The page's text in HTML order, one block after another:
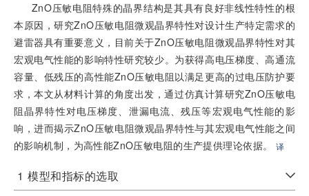
ZnO压敏电阻特殊的晶界结构是其具有良好非线性特性的根
本原因，研究ZnO压敏电阻微观晶界特性对设计生产特定需求的
避雷器具有重要意义，目前关于ZnO压敏电阻微观晶界特性对其
宏观电气性能的影响特性研究较少。为获得高电压梯度、高通流
容量、低残压的高性能ZnO压敏电阻以满足更高的过电压防护要
求，本文从材料计算的角度出发，通过仿真计算研究ZnO压敏电
阻晶界特性对电压梯度、泄漏电流、残压等宏观电气性能的影
响，进而揭示ZnO压敏电阻微观晶界特性与其宏观电气性能之间
的影响机制，为高性能ZnO压敏电阻的生产提供理论依据。
译
1 模型和指标的选取